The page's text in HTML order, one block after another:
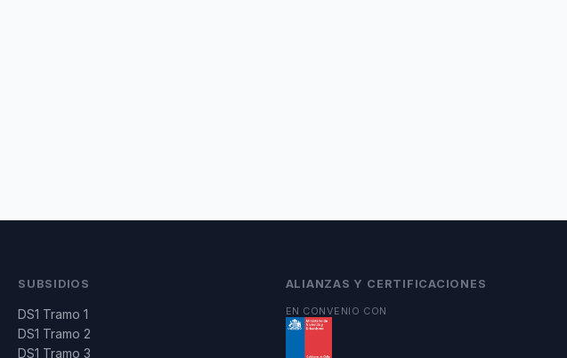
SUBSIDIOS
DS1 Tramo 1
DS1 Tramo 2
DS1 Tramo 3
ALIANZAS Y CERTIFICACIONES
EN CONVENIO CON